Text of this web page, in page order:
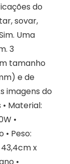
do
sovar,
Uma
3
tamanho
e de
imagens do
Material:
•
• Peso:
x
•